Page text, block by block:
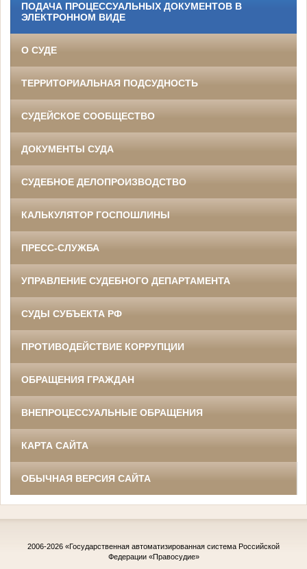
ПОДАЧА ПРОЦЕССУАЛЬНЫХ ДОКУМЕНТОВ В
ЭЛЕКТРОННОМ ВИДЕ
О СУДЕ
ТЕРРИТОРИАЛЬНАЯ ПОДСУДНОСТЬ
СУДЕЙСКОЕ СООБЩЕСТВО
ДОКУМЕНТЫ СУДА
СУДЕБНОЕ ДЕЛОПРОИЗВОДСТВО
КАЛЬКУЛЯТОР ГОСПОШЛИНЫ
ПРЕСС-СЛУЖБА
УПРАВЛЕНИЕ СУДЕБНОГО ДЕПАРТАМЕНТА
СУДЫ СУБЪЕКТА РФ
ПРОТИВОДЕЙСТВИЕ КОРРУПЦИИ
ОБРАЩЕНИЯ ГРАЖДАН
ВНЕПРОЦЕССУАЛЬНЫЕ ОБРАЩЕНИЯ
КАРТА САЙТА
ОБЫЧНАЯ ВЕРСИЯ САЙТА
2006-2026 «Государственная автоматизированная система Российской
Федерации «Правосудие»